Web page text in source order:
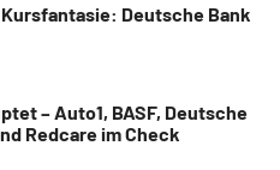
Deutsche Bank
– Auto1, BASF, Deutsche
Redcare im Check